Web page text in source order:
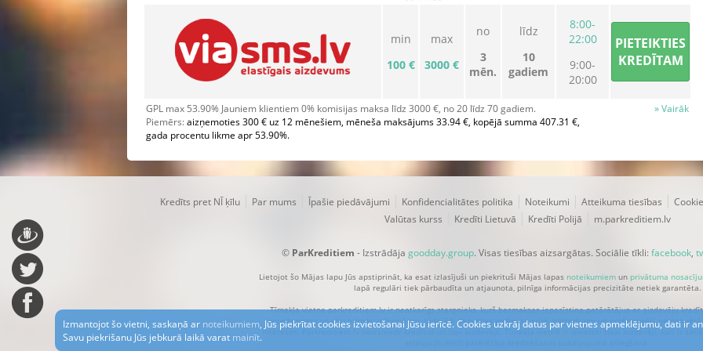
min
100 €
max
3000 €
no
3
mēn.
līdz
10
gadiem
8:00-
22:00
9:00-
20:00
PIETEIKTIES
KREDĪTAM
GPL max 53.90% Jauniem klientiem 0% komisijas maksa līdz 3000 €, no 20 līdz 70 gadiem.
Piemērs:aizņemoties 300 € uz 12 mēnešiem, mēneša maksājums 33.94 €, kopējā summa 407.31 €,
gada procentu likme apr 53.90%.
» Vairāk
Kredīts pret NĪ ķīlu Par mums Īpašie piedāvājumi Konfidencialitātes politika | Noteikumi Atteikuma tiesības |
Valūtas kurss Kredīti Lietuvā Kredīti Polijā m.parkreditiem.lv
© ParKreditiem - Izstrādāja goodday.group. Visas tiesības aizsargātas. Sociālie tīkli: facebook,
Lietojot šo Mājas lapu Jūs apstiprināt, ka esat izlasījuši un piekrituši Mājas lapas noteikumiem un privātuma
lapā regulāri tiek pārbaudīta un atjaunota, pilnīga informācijas precizitāte netiek garantēta.
Tīmekļa vietne parkreditiem.lv ir neatkarīgs starpnieks, kurš bezmaksas iepazīstina patērētājus ar aizdevēju
noteikumiem un citu būtisku informāciju, tādejādi rīkojoties godīgi, taisnīgi, pārredzami un profesionāli, ņemot
intereses. Parkreditiem.lv neizsniedz kredītus un nav aizdevējs. Tīmekļa vietnē ir ievietoti tikai aizdevēji, kuri ir
Izmantojot šo vietni, saskaņā ar noteikumiem, Jūs piekrītat cookies izvietošanai Jūsu ierīcē. Cookies uzkrāj datus par vietnes apmeklējumu, dati ir
Savu piekrišanu Jūs jebkurā laikā varat mainīt.